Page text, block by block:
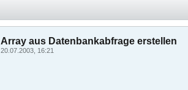
Array aus Datenbankabfrage erstellen
20.07.2003, 16:21